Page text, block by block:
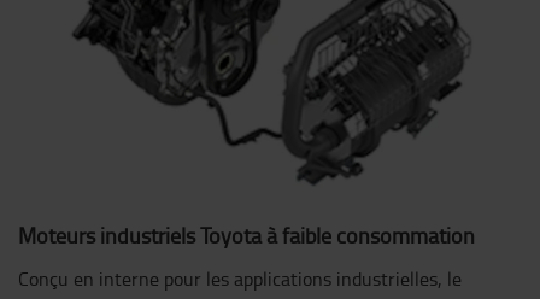
Moteurs industriels Toyota à faible consommation
Conçu en interne pour les applications industrielles, le